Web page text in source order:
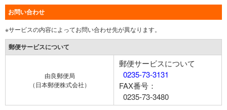
お問い合わせ
※サービスの内容によってお問い合わせ先が異なります。
郵便サービスについて
由良郵便局
（日本郵便株式会社）
郵便サービスについて
0235-73-3131
FAX番号：
0235-73-3480